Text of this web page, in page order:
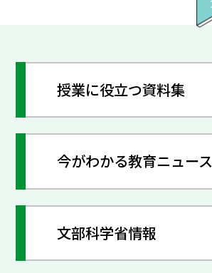
授業に役立つ資料集
今がわかる教育ニュース
文部科学省情報